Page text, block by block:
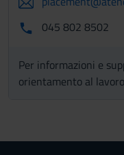
045 802 8502
Per informazioni e
orientamento al